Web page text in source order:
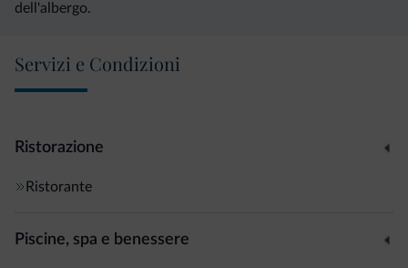
dell'albergo.
Servizi e Condizioni
Ristorazione
Ristorante
Piscine, spa e benessere